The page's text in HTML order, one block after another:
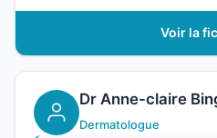
Voir la
Dr Anne-claire
Dermatologue